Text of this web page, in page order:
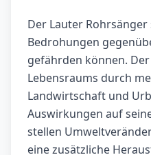
Der Lauter
Bedrohungen
gefährden können.
Lebensraums durch
Landwirtschaft und
Auswirkungen auf
stellen
eine zusätzliche